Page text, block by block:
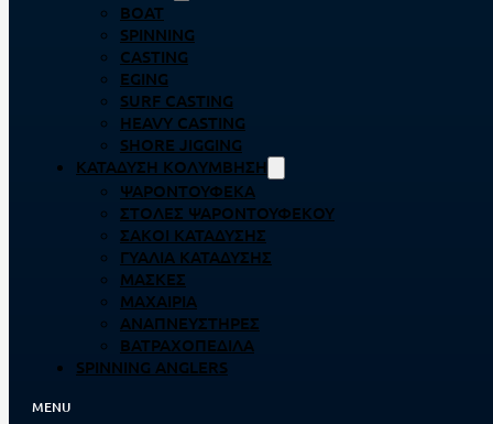
BOAT
SPINNING
CASTING
EGING
SURF CASTING
HEAVY CASTING
SHORE JIGGING
ΚΑΤΆΔΥΣΗ ΚΟΛΎΜΒΗΣΗ
ΨΑΡΟΝΤΟΎΦΕΚΑ
ΣΤΟΛΈΣ ΨΑΡΟΝΤΟΎΦΕΚΟΥ
ΣΆΚΟΙ ΚΑΤΆΔΥΣΗΣ
ΓΥΑΛΙΆ ΚΑΤΆΔΥΣΗΣ
ΜΆΣΚΕΣ
ΜΑΧΑΊΡΙΑ
ΑΝΑΠΝΕΥΣΤΉΡΕΣ
ΒΑΤΡΑΧΟΠΈΔΙΛΑ
SPINNING ANGLERS